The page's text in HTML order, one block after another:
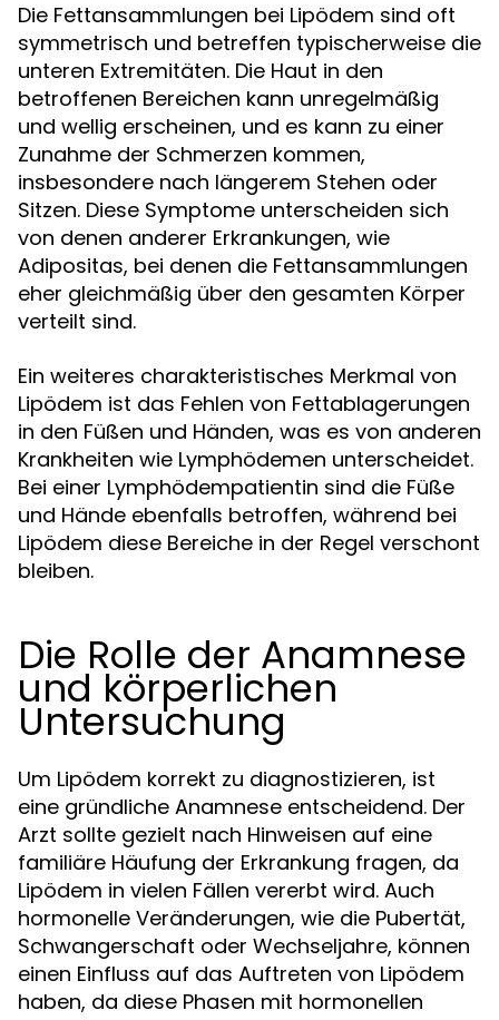
Die Fettansammlungen bei Lipödem sind oft
symmetrisch und betreffen typischerweise die
unteren Extremitäten. Die Haut in den
betroffenen Bereichen kann unregelmäßig
und wellig erscheinen, und es kann zu einer
Zunahme der Schmerzen kommen,
insbesondere nach längerem Stehen oder
Sitzen. Diese Symptome unterscheiden sich
von denen anderer Erkrankungen, wie
Adipositas, bei denen die Fettansammlungen
eher gleichmäßig über den gesamten Körper
verteilt sind.
Ein weiteres charakteristisches Merkmal von
Lipödem ist das Fehlen von Fettablagerungen
in den Füßen und Händen, was es von anderen
Krankheiten wie Lymphödemen unterscheidet.
Bei einer Lymphödempatientin sind die Füße
und Hände ebenfalls betroffen, während bei
Lipödem diese Bereiche in der Regel verschont
bleiben.
Die Rolle der Anamnese
und körperlichen
Untersuchung
Um Lipödem korrekt zu diagnostizieren, ist
eine gründliche Anamnese entscheidend. Der
Arzt sollte gezielt nach Hinweisen auf eine
familiäre Häufung der Erkrankung fragen, da
Lipödem in vielen Fällen vererbt wird. Auch
hormonelle Veränderungen, wie die Pubertät,
Schwangerschaft oder Wechseljahre, können
einen Einfluss auf das Auftreten von Lipödem
haben, da diese Phasen mit hormonellen